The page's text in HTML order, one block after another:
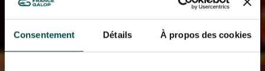
Consentement Détails À propos des cookies